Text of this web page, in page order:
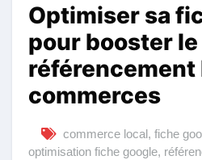
Optimiser sa
pour booster le
référencement
commerces
commerce local, fiche
optimisation fiche google,